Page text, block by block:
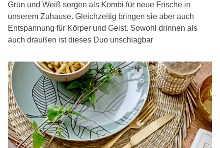
Grün und Weiß sorgen als Kombi für neue Frische in
unserem Zuhause. Gleichzeitig bringen sie aber auch
Entspannung für Körper und Geist. Sowohl drinnen als
auch draußen ist dieses Duo unschlagbar